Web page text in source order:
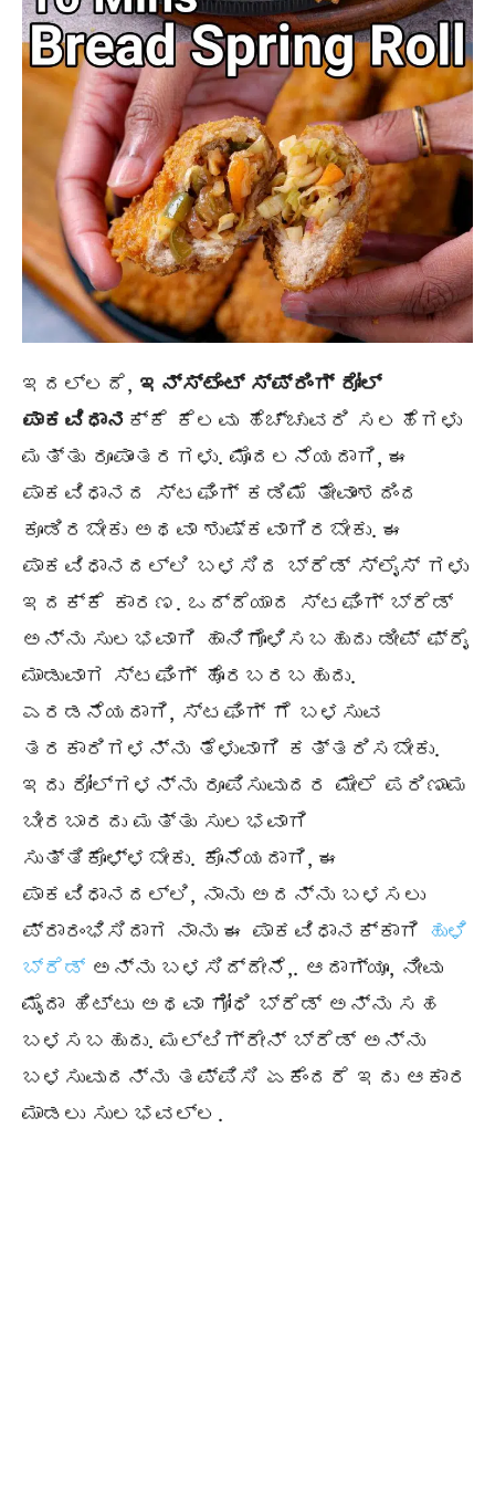
ಇದಲ್ಲದೆ, ಇನ್ಸ್ಟೆಂಟ್ ಸ್ಪ್ರಿಂಗ್ ರೋಲ್
ಪಾಕವಿಧಾನ ಕ್ಕೆ ಕೆಲವು ಹೆಚ್ಚುವರಿ ಸಲಹೆಗಳು
ಮತ್ತು ರೂಪಾಂತರಗಳು. ಮೊದಲನೆಯದಾಗಿ, ಈ
ಪಾಕವಿಧಾನದ ಸ್ಟಫಿಂಗ್ ಕಡಿಮೆ ತೇವಾಂಶದಿಂದ
ಕೂಡಿರಬೇಕು ಅಥವಾ ಶುಷ್ಕವಾಗಿರಬೇಕು. ಈ
ಪಾಕವಿಧಾನದಲ್ಲಿ ಬಳಸಿದ ಬ್ರೆಡ್ ಸ್ಲೈಸ್ ಗಳು
ಇದಕ್ಕೆ ಕಾರಣ. ಒದ್ದೆಯಾದ ಸ್ಟಫಿಂಗ್ ಬ್ರೆಡ್
ಅನ್ನು ಸುಲಭವಾಗಿ ಹಾನಿಗೊಳಿಸಬಹುದು ಡೀಪ್ ಫ್ರೈ
ಮಾಡುವಾಗ ಸ್ಟಫಿಂಗ್ ಹೊರಬರಬಹುದು.
ಎರಡನೆಯದಾಗಿ, ಸ್ಟಫಿಂಗ್ ಗೆ ಬಳಸುವ
ತರಕಾರಿಗಳನ್ನು ತೆಳುವಾಗಿ ಕತ್ತರಿಸಬೇಕು.
ಇದು ರೋಲ್‌ಗಳನ್ನು ರೂಪಿಸುವುದರ ಮೇಲೆ ಪರಿಣಾಮ
ಬೀರಬಾರದು ಮತ್ತು ಸುಲಭವಾಗಿ
ಸುತ್ತಿಕೊಳ್ಳಬೇಕು. ಕೊನೆಯದಾಗಿ, ಈ
ಪಾಕವಿಧಾನದಲ್ಲಿ, ನಾನು ಅದನ್ನು ಬಳಸಲು
ಪ್ರಾರಂಭಿಸಿದಾಗ ನಾನು ಈ ಪಾಕವಿಧಾನಕ್ಕಾಗಿ ಹುಳಿ
ಬ್ರೆಡ್ ಅನ್ನು ಬಳಸಿದ್ದೇನೆ,. ಆದಾಗ್ಯೂ, ನೀವು
ಮೈದಾ ಹಿಟ್ಟು ಅಥವಾ ಗೋಧಿ ಬ್ರೆಡ್ ಅನ್ನು ಸಹ
ಬಳಸಬಹುದು. ಮಲ್ಟಿಗ್ರೇನ್ ಬ್ರೆಡ್ ಅನ್ನು
ಬಳಸುವುದನ್ನು ತಪ್ಪಿಸಿ ಏಕೆಂದರೆ ಇದು ಆಕಾರ
ಮಾಡಲು ಸುಲಭವಲ್ಲ.